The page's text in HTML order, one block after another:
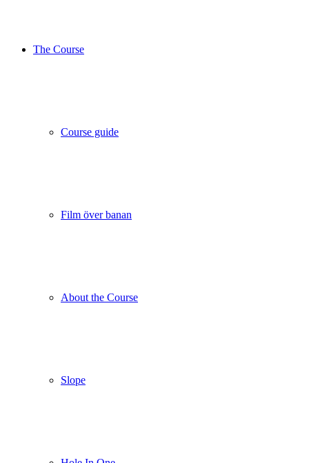
The Course
Course guide
Film över banan
About the Course
Slope